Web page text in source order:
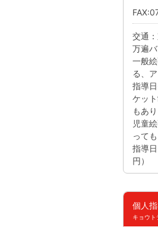
交通
万遍
一般
る、
指導
ケッ
もあり
児童
って
指導
円）
個人
キョウト